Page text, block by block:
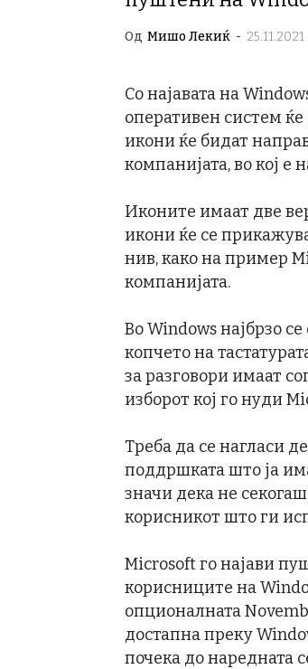
Од Мишо Лекиќ -
Со најавата на
оперативен систем
икони ќе бидат
компанијата, во кој е
Иконите имаат две
икони ќе се
нив, како на пример
компанијата.
Во Windows најбрзо
копчето на
за разговори имаат
изборот кој го нуди
Треба да се нагласи
поддршката што ја
значи дека не
корисникот што ги
Microsoft го најави
корисниците на
опционалната
достапна преку
почека до наредната